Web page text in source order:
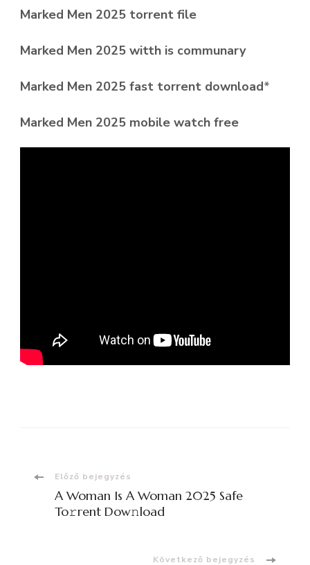
Marked Men 2025 torrent file
Marked Men 2025 witth is communary
Marked Men 2025 fast torrent download*
Marked Men 2025 mobile watch free
Bejegyzések
navigációja
Előző bejegyzés
A Woman Is A Woman 2025 Safe
To𝚛rent Dow𝚗load
Következő bejegyzés